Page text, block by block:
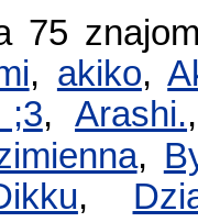
75
, akiko,
;3,Arashi.
,
,